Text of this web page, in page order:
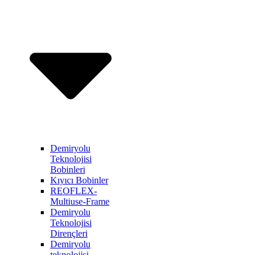
Demiryolu
Teknolojisi
Bobinleri
Kıyıcı Bobinler
REOFLEX-
Multiuse-Frame
Demiryolu
Teknolojisi
Dirençleri
Demiryolu